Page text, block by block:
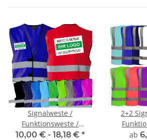
Signalweste /
Funktionsweste /
Warnweste Standard
10,00 € - 18,18 € *
2+2
ab